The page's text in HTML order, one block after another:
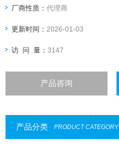
厂商性质：代理商
更新时间： 2026-01-03
访 问 量：3147
产品咨询
产品分类 PRODUCT CATEGORY